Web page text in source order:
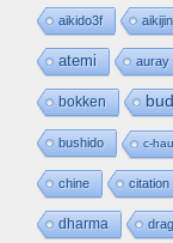
aikido3f
atemi auray
bokken
bushido c-
chine citation
dharma